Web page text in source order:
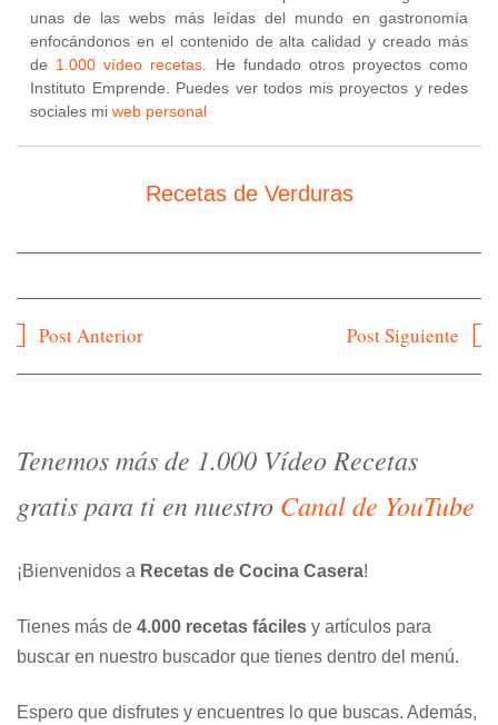
unas de las webs más leídas del mundo en gastronomía
enfocándonos en el contenido de alta calidad y creado más
de 1.000 vídeo recetas . He fundado otros proyectos como
Instituto Emprende. Puedes ver todos mis proyectos y redes
sociales mi web personal
Recetas de Verduras
Navegación
Post Anterior Post Siguiente
Tenemos más de 1.000 Vídeo Recetas
gratis para ti en nuestro Canal de YouTube
¡Bienvenidos a Recetas de Cocina Casera!
Tienes más de 4.000 recetas fáciles y artículos para
buscar en nuestro buscador que tienes dentro del menú.
Espero que disfrutes y encuentres lo que buscas. Además,